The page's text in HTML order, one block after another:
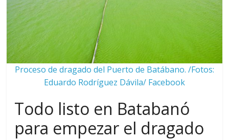
Proceso de dragado del Puerto de Batábano. /Fotos:
Eduardo Rodríguez Dávila/ Facebook
Todo listo en Batabanó
para empezar el dragado